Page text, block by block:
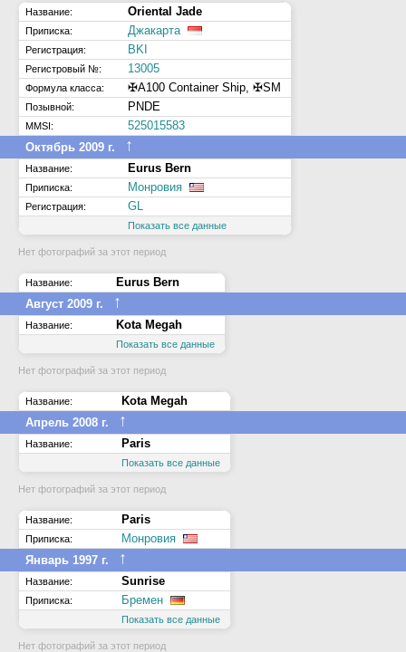
Название: Oriental Jade
Приписка: Джакарта
Регистрация: BKI
Регистровый №: 13005
Формула класса: ✠A100 Container Ship, ✠SM
Позывной: PNDE
MMSI:
525015583
Октябрь 2009 г.
↑
Название: Eurus Bern
Приписка: Монровия
Регистрация: GL
Показать все данные
Нет фотографий за этот период
Название:
Eurus Bern
Август 2009 г.
↑
Название: Kota Megah
Показать все данные
Нет фотографий за этот период
Название:
Kota Megah
Апрель 2008 г.
↑
Название: Paris
Показать все данные
Нет фотографий за этот период
Название: Paris
Приписка:
Монровия
Январь 1997 г.
↑
Название: Sunrise
Приписка: Бремен
Показать все данные
Нет фотографий за этот период